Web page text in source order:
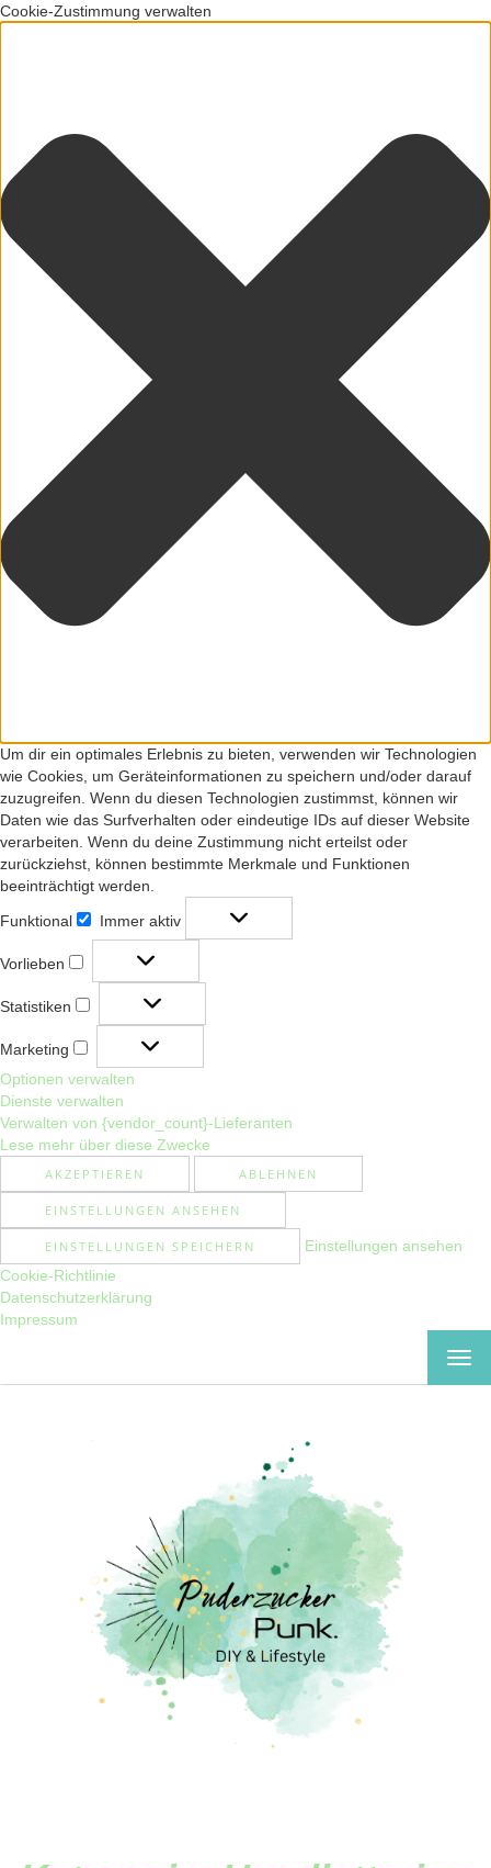
Cookie-Zustimmung verwalten
Um dir ein optimales Erlebnis zu bieten, verwenden wir Technologien
wie Cookies, um Geräteinformationen zu speichern und/oder darauf
zuzugreifen. Wenn du diesen Technologien zustimmst, können wir
Daten wie das Surfverhalten oder eindeutige IDs auf dieser Website
verarbeiten. Wenn du deine Zustimmung nicht erteilst oder
zurückziehst, können bestimmte Merkmale und Funktionen
beeinträchtigt werden.
Funktional
Funktional
Immer aktiv
Vorlieben
Vorlieben
Statistiken
Statistiken
Marketing
Marketing
Optionen verwalten
Dienste verwalten
Verwalten von {vendor_count}-Lieferanten
Lese mehr über diese Zwecke
AKZEPTIEREN ABLEHNEN
EINSTELLUNGEN ANSEHEN
EINSTELLUNGEN SPEICHERN
Einstellungen ansehen
Cookie-Richtlinie
Datenschutzerklärung
Impressum